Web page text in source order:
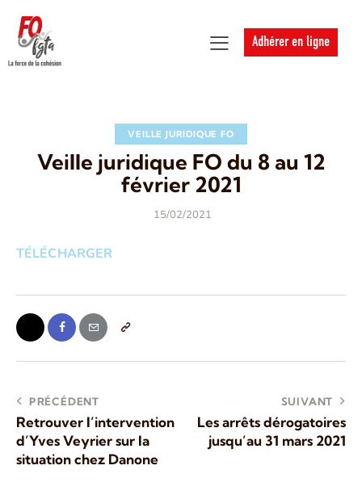
Adhérer en ligne
VEILLE JURIDIQUE FO
Veille juridique FO du 8 au 12
février 2021
15/02/2021
TÉLÉCHARGER
PRÉCÉDENT
Retrouver l’intervention
d’Yves Veyrier sur la
situation chez Danone
SUIVANT
Les arrêts dérogatoires
jusqu’au 31 mars 2021